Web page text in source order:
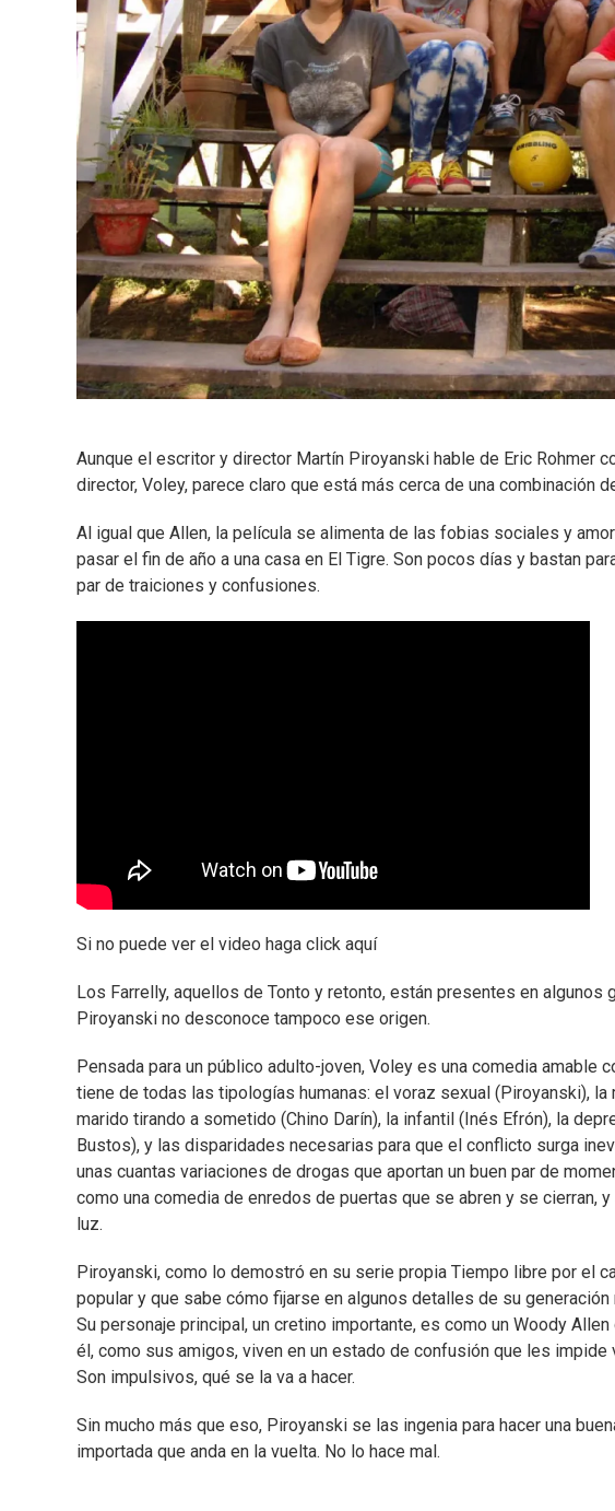
Aunque el escritor y director Martín Piroyanski hable de Eric Rohmer
director, Voley, parece claro que está más cerca de una combinación
Al igual que Allen, la película se alimenta de las fobias sociales y
pasar el fin de año a una casa en El Tigre. Son pocos días y bastan
par de traiciones y confusiones.
Si no puede ver el video haga click aquí
Los Farrelly, aquellos de Tonto y retonto, están presentes en
Piroyanski no desconoce tampoco ese origen.
Pensada para un público adulto-joven, Voley es una comedia amable
tiene de todas las tipologías humanas: el voraz sexual (Piroyanski),
marido tirando a sometido (Chino Darín), la infantil (Inés Efrón), la
Bustos), y las disparidades necesarias para que el conflicto surga
unas cuantas variaciones de drogas que aportan un buen par de
como una comedia de enredos de puertas que se abren y se cierran,
luz.
Piroyanski, como lo demostró en su serie propia Tiempo libre por el
popular y que sabe cómo fijarse en algunos detalles de su
Su personaje principal, un cretino importante, es como un Woody
él, como sus amigos, viven en un estado de confusión que les
Son impulsivos, qué se la va a hacer.
Sin mucho más que eso, Piroyanski se las ingenia para hacer una
importada que anda en la vuelta. No lo hace mal.